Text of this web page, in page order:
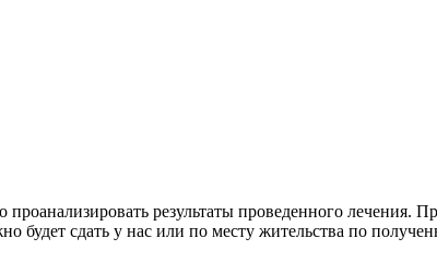
результаты проведенного лечения.
будет сдать у нас или по месту жительства по